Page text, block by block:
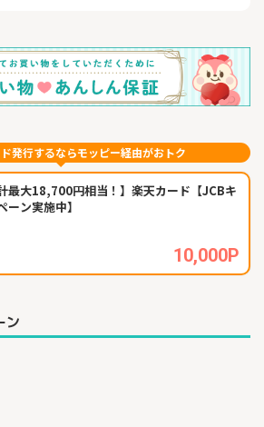
発行するならモッピー経由がおトク
計最大18,700円相当！】楽天カード【JCBキ
ーン実施中】
10,000P
ン